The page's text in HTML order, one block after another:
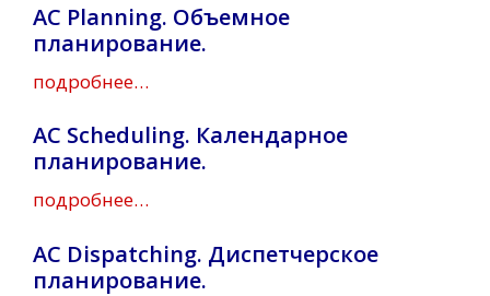
AC Planning. Объемное
планирование.
подробнее…
AC Scheduling. Календарное
планирование.
подробнее…
AC Dispatching. Диспетчерское
планирование.